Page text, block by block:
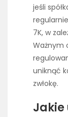
jeśli
7K, w
Ważnym
uniknąć
zwłokę.